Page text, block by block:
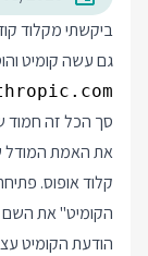
ביקשתי מקלוד
גם עשה קומיט
סך הכל זה חמוד
קלוד אופוס.
הודעת הקומיט